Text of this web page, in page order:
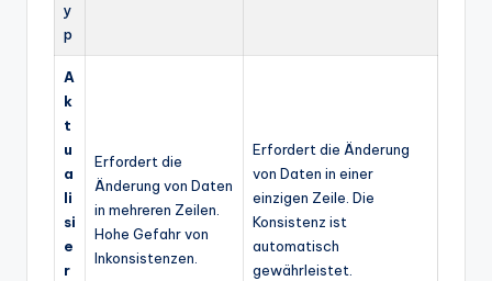
y
p
A
k
t
u
a
li
si
e
r
Erfordert die
Änderung von Daten
in mehreren Zeilen.
Hohe Gefahr von
Inkonsistenzen.
Erfordert die Änderung
von Daten in einer
einzigen Zeile. Die
Konsistenz ist
automatisch
gewährleistet.